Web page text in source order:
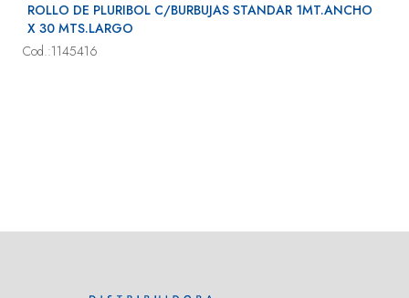
ROLLO DE PLURIBOL C/BURBUJAS STANDAR 1MT.ANCHO
X 30 MTS.LARGO
Cod.:1145416